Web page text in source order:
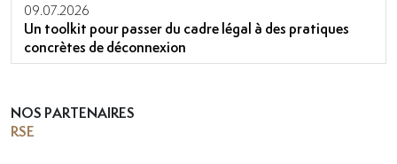
09.07.2026
Un toolkit pour passer du cadre légal à des pratiques
concrètes de déconnexion
NOS PARTENAIRES
RSE